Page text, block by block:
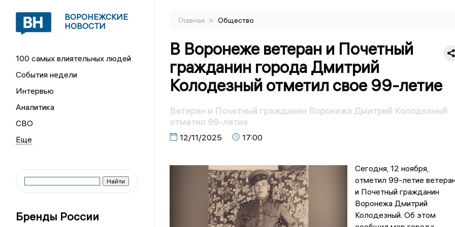
ВОРОНЕЖСКИЕ
НОВОСТИ
100 самых влиятельных людей
События недели
Интервью
Аналитика
СВО
Бренды России
Главная > Общество
В Воронеже ветеран и Почетный
гражданин города Дмитрий
Колодезный отметил свое 99-летие
Ветеран и Почетный гражданин Воронежа Дмитрий Колодезный
отметил 99-летие
12/11/2025 17:00
Сегодня, 12 ноября,
отметил 99-летие
и Почетный гражданин
Воронежа Дмитрий
Колодезный. Об этом